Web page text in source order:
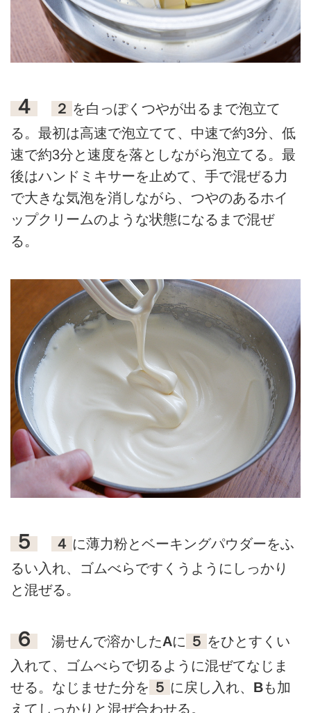
４ ２ を白っぽくつやが出るまで泡立て
る。最初は高速で泡立てて、中速で約3分、低
速で約3分と速度を落としながら泡立てる。最
後はハンドミキサーを止めて、手で混ぜる力
で大きな気泡を消しながら、つやのあるホイ
ップクリームのような状態になるまで混ぜ
る。
５ ４ に薄力粉とベーキングパウダーをふ
るい入れ、ゴムべらですくうようにしっかり
と混ぜる。
６ 湯せんで溶かしたAに ５ をひとすくい
入れて、ゴムべらで切るように混ぜてなじま
せる。なじませた分を ５ に戻し入れ、 Bも加
えてしっかりと混ぜ合わせる。